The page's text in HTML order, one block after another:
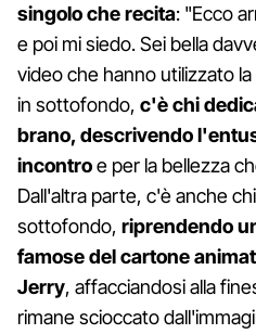
singolo che recita: "Ecco
e poi mi siedo. Sei bella
video che hanno utilizzato
in sottofondo, c'è chi
brano, descrivendo
incontroe per la bellezza
Dall'altra parte, c'è anche
sottofondo, riprendendo
famose del cartone
Jerry, affacciandosi alla
rimane scioccato